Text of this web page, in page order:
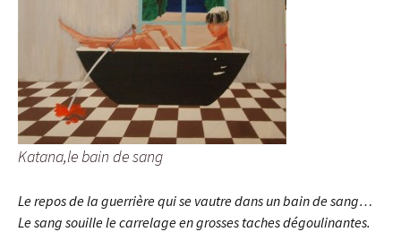
Katana,le bain de sang
Le repos de la guerrière qui se vautre dans un bain de sang…
Le sang souille le carrelage en grosses taches dégoulinantes.